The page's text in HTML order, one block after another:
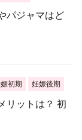
パジャマはど
初期 妊娠後期
リットは？ 初